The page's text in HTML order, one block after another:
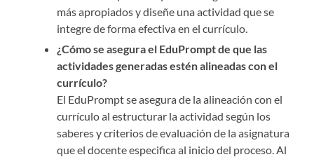
más apropiados y diseñe una actividad que se
integre de forma efectiva en el currículo.
¿Cómo se asegura el EduPrompt de que las
actividades generadas estén alineadas con el
currículo?
El EduPrompt se asegura de la alineación con el
currículo al estructurar la actividad según los
saberes y criterios de evaluación de la asignatura
que el docente especifica al inicio del proceso. Al